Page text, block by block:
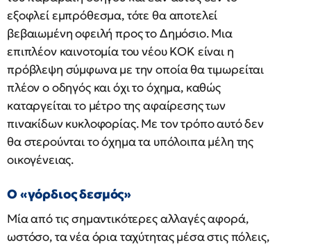
εξοφλεί εμπρόθεσμα, τότε θα αποτελεί
βεβαιωμένη οφειλή προς το Δημόσιο. Μια
επιπλέον καινοτομία του νέου ΚΟΚ είναι η
πρόβλεψη σύμφωνα με την οποία θα τιμωρείται
πλέον ο οδηγός και όχι το όχημα, καθώς
καταργείται το μέτρο της αφαίρεσης των
πινακίδων κυκλοφορίας. Με τον τρόπο αυτό δεν
θα στερούνται το όχημα τα υπόλοιπα μέλη της
οικογένειας.
Ο «γόρδιος δεσμός»
Μία από τις σημαντικότερες αλλαγές αφορά,
ωστόσο, τα νέα όρια ταχύτητας μέσα στις πόλεις,